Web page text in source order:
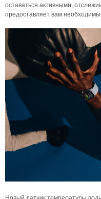
оставаться активными,
предоставляет вам